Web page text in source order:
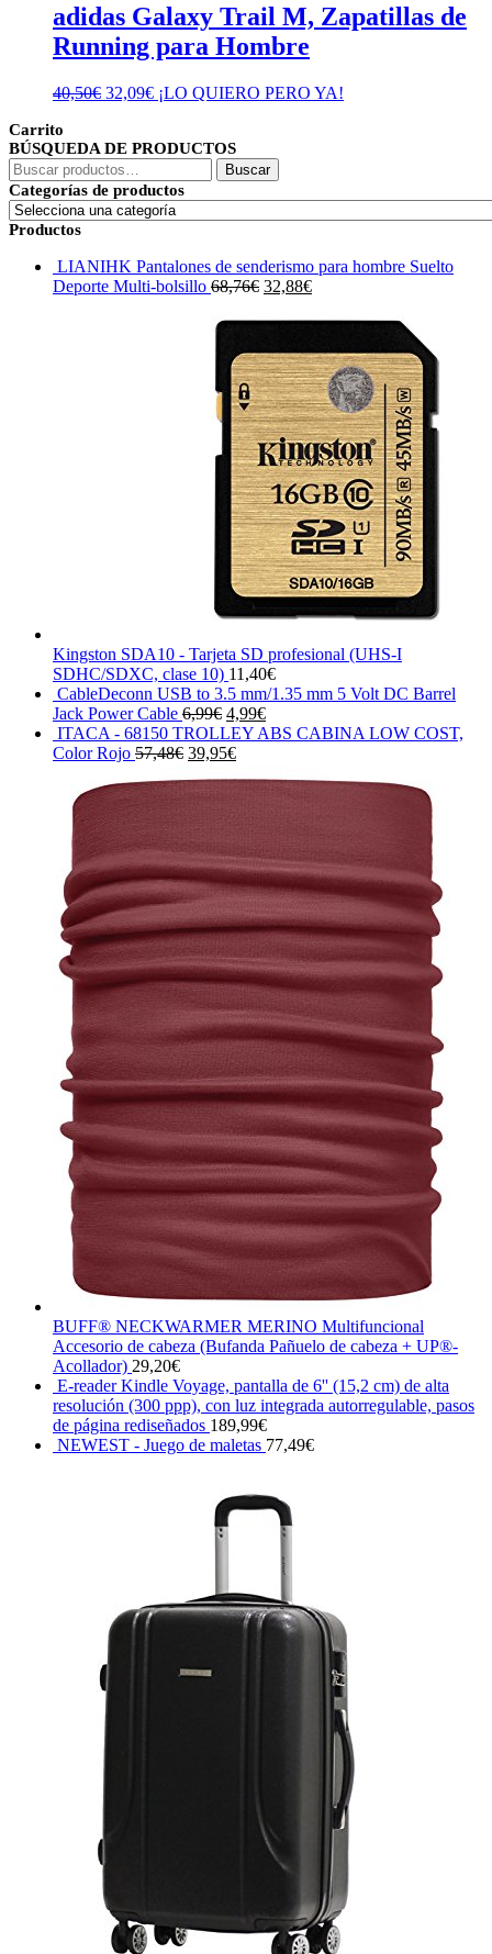
adidas Galaxy Trail M, Zapatillas de
Running para Hombre
40,50€ El
era:
40,50€.
32,09€El
es:
¡LO QUIERO PERO YA!
Carrito
BÚSQUEDA DE PRODUCTOS
Buscar
por:
Buscar
Categorías de productos
Productos
LIANIHK Pantalones de senderismo para hombre Suelto
Deporte Multi-bolsillo 68,76€ El
original
68,76€.
32,88€El
actual
32,88€.
Kingston SDA10 - Tarjeta SD profesional (UHS-I
SDHC/SDXC, clase 10) 11,40€
CableDeconn USB to 3.5 mm/1.35 mm 5 Volt DC Barrel
Jack Power Cable 6,99€ El
precio
original
4,99€El
precio
4,99€.
ITACA - 68150 TROLLEY ABS CABINA LOW COST,
Color Rojo 57,48€ El
39,95€El
39,95€.
BUFF® NECKWARMER MERINO Multifuncional
Accesorio de cabeza (Bufanda Pañuelo de cabeza + UP®-
Acollador) 29,20€
E-reader Kindle Voyage, pantalla de 6'' (15,2 cm) de alta
resolución (300 ppp), con luz integrada autorregulable, pasos
de página rediseñados 189,99€
NEWEST - Juego de maletas 77,49€